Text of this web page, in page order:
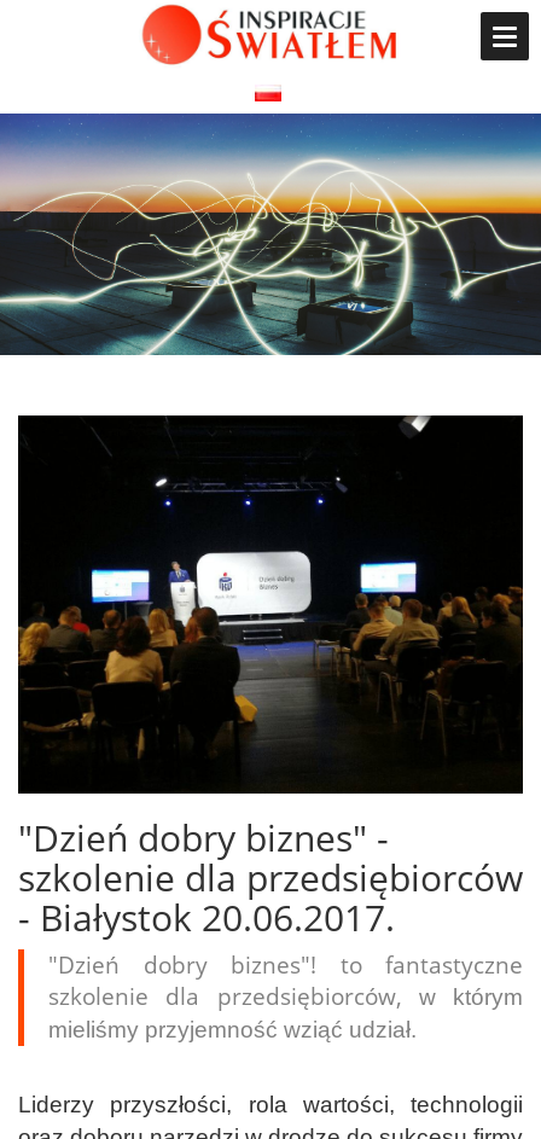
"Dzień dobry biznes" -
szkolenie dla przedsiębiorców
- Białystok 20.06.2017.
"Dzień dobry biznes"! to fantastyczne
szkolenie dla przedsiębiorców,
w którym
mieliśmy przyjemność wziąć udział.
Liderzy przyszłości, rola wartości, technologii